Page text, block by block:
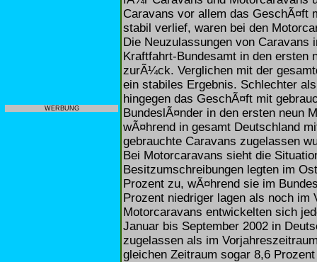
WERBUNG
Caravans vor allem das GeschÃ¤ft
stabil verlief, waren bei den
Die Neuzulassungen von Caravans
Kraftfahrt-Bundesamt in den ersten
zurÃ¼ck. Verglichen mit der
ein stabiles Ergebnis. Schlechter
hingegen das GeschÃ¤ft mit
BundeslÃ¤nder in den ersten neun
wÃ¤hrend in gesamt Deutschland
gebrauchte Caravans zugelassen
Bei Motorcaravans sieht die
Besitzumschreibungen legten im
Prozent zu, wÃ¤hrend sie im
Prozent niedriger lagen als noch im
Motorcaravans entwickelten sich
Januar bis September 2002 in
zugelassen als im
gleichen Zeitraum sogar 8,6